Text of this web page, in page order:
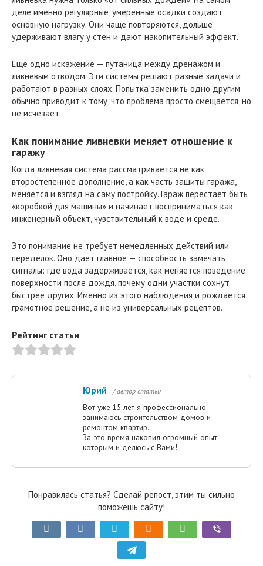
деле именно регулярные, умеренные осадки создают
основную нагрузку. Они чаще повторяются, дольше
удерживают влагу у стен и дают накопительный эффект.
Ещё одно искажение — путаница между дренажом и
ливневым отводом. Эти системы решают разные задачи и
работают в разных слоях. Попытка заменить одно другим
обычно приводит к тому, что проблема просто смещается, но
не исчезает.
Как понимание ливневки меняет отношение к
гаражу
Когда ливневая система рассматривается не как
второстепенное дополнение, а как часть защиты гаража,
меняется и взгляд на саму постройку. Гараж перестаёт быть
«коробкой для машины» и начинает восприниматься как
инженерный объект, чувствительный к воде и среде.
Это понимание не требует немедленных действий или
переделок. Оно даёт главное — способность замечать
сигналы: где вода задерживается, как меняется поведение
поверхности после дождя, почему одни участки сохнут
быстрее других. Именно из этого наблюдения и рождается
грамотное решение, а не из универсальных рецептов.
Рейтинг статьи
Юрий / автор статьи
Вот уже 15 лет я профессионально
занимаюсь строительством домов и
ремонтом квартир.
За это время накопил огромный опыт,
которым и делюсь с Вами!
Понравилась статья? Сделай репост, этим ты сильно
поможешь сайту!